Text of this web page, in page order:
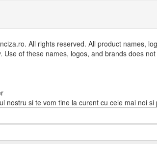
All rights reserved. All product names,
Use of these names, logos, and brands does
nostru si te vom tine la curent cu cele mai noi